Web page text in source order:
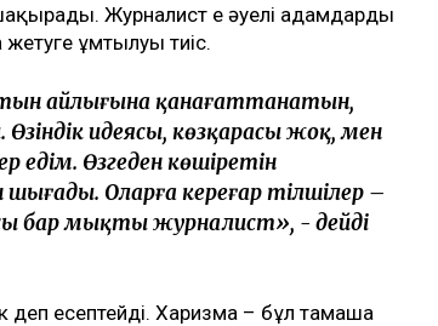
Журналист ең әуелі адамдарды
жетуге ұмтылуы тиіс.
айлығына қанағаттанатын,
идеясы, көзқарасы жоқ, мен
едім. Өзгеден көшіретін
Оларға кереғар тілшілер –
бар мықты журналист», - дейді
есептейді. Харизма – бұл тамаша